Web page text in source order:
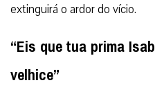
extinguirá o ardor do vício.
“Eis que tua prima
velhice”